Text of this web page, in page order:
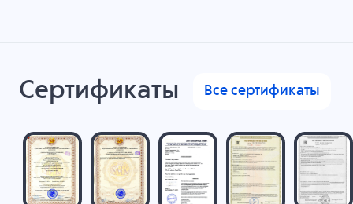
Сертификаты Все сертификаты